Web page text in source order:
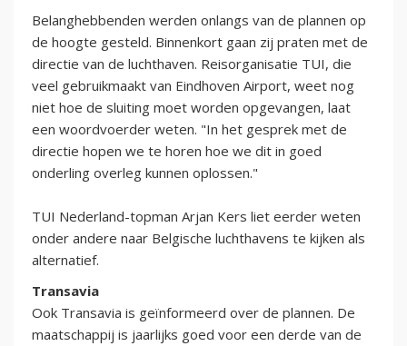
Belanghebbenden werden onlangs van de plannen op
de hoogte gesteld. Binnenkort gaan zij praten met de
directie van de luchthaven. Reisorganisatie TUI, die
veel gebruikmaakt van Eindhoven Airport, weet nog
niet hoe de sluiting moet worden opgevangen, laat
een woordvoerder weten. "In het gesprek met de
directie hopen we te horen hoe we dit in goed
onderling overleg kunnen oplossen."
TUI Nederland-topman Arjan Kers liet eerder weten
onder andere naar Belgische luchthavens te kijken als
alternatief.
Transavia
Ook Transavia is geïnformeerd over de plannen. De
maatschappij is jaarlijks goed voor een derde van de